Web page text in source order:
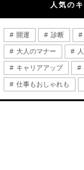
人気の
開運 診断
大人のマナー
キャリアアップ
仕事もおしゃれも